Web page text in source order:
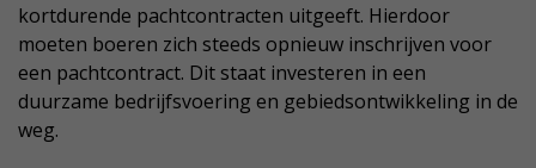
kortdurende pachtcontracten uitgeeft. Hierdoor
moeten boeren zich steeds opnieuw inschrijven voor
een pachtcontract. Dit staat investeren in een
duurzame bedrijfsvoering en gebiedsontwikkeling in de
weg.